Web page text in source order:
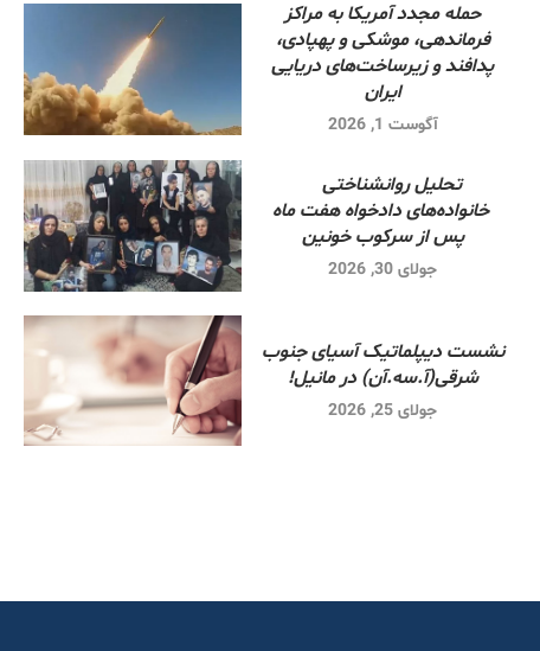
حمله مجدد آمریکا به مراکز
فرماندهی، موشکی و پهپادی،
پدافند و زیرساخت‌های دریایی
ایران
آگوست 1, 2026
تحلیل روانشناختی
خانواده‌های دادخواه هفت ماه
پس از سرکوب خونین
جولای 30, 2026
نشست دیپلماتیک آسیای جنوب
شرقی‌(آ.سه.آن) در مانیل!
جولای 25, 2026